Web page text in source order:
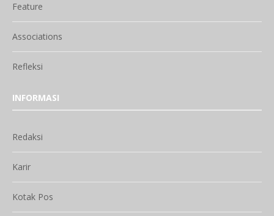
Feature
Associations
Refleksi
INFORMASI
Redaksi
Karir
Kotak Pos